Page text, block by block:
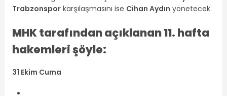
Trabzonsporkarşılaşmasını ise Cihan Aydın yönetecek.
MHK tarafından açıklanan 11. hafta
hakemleri şöyle:
31 Ekim Cuma